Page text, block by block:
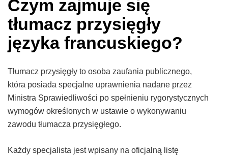
Czym zajmuje się
tłumacz przysięgły
języka francuskiego?
Tłumacz przysięgły to osoba zaufania publicznego,
która posiada specjalne uprawnienia nadane przez
Ministra Sprawiedliwości po spełnieniu rygorystycznych
wymogów określonych w ustawie o wykonywaniu
zawodu tłumacza przysięgłego.
Każdy specjalista jest wpisany na oficjalną listę